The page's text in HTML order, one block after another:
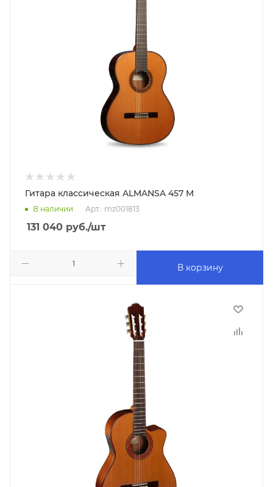
Гитара классическая ALMANSA 457 M
В наличии Арт.: mz001813
131 040 руб./шт
В корзину